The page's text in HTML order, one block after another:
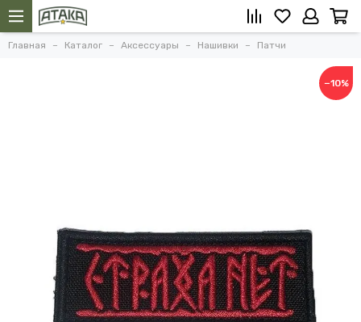
Главная Каталог Аксессуары Нашивки Патчи
−10%